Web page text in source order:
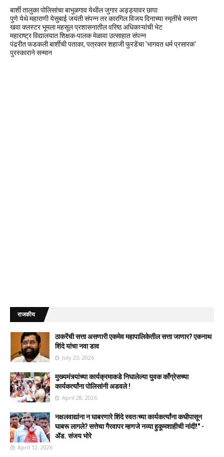
बार्शी तालुका पोलिसांचा बाभुळगाव येथील जुगार अड्ड्यावर छापा
पुणे येथे महाराणी येसुबाई जयंती संपन्न तर कारगिल विजय दिनाच्या स्मृतींचे स्मरण
खवा क्लस्टर भूमला महसूल प्रशासनातील वरिष्ठ अधिकाऱ्यांची भेट
महाराष्ट्र विद्यालयात शिक्षक-पालक मेळावा उत्साहात संपन्न
पंढरीत फडकली बार्शीची पताका, पत्रकार शहाजी फुरडेंचा 'भागवत धर्म प्रसारक'
पुरस्काराने सन्मान
राजकीय
ठाकरेंची सत्ता असणारी एकमेव महापालिकेतील सत्ता जाणार? एकनाथ
शिंदे यांचा नवा डाव
July 23, 2026
मुख्यमंत्र्यांच्या कार्यक्रमाकडे निघालेल्या युवक काँग्रेसच्या
कार्यकर्त्यांना पोलिसांनी अडवले !
April 28, 2026
नक्षलवाद्यांना न घाबरणारे शिंदे स्वतःच्या कार्यकर्त्यांना कधीपासून
घाबरू लागले? सत्तेचा गैरवापर म्हणजे नव्या हुकूमशाहीची नांदी!" -
ॲड. संजय भोरे
April 12, 2026